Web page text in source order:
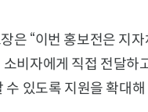
은 “이번 홍보전은 지
비자에게 직접 전달하
수 있도록 지원을 확대